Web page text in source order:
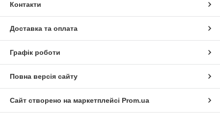
Контакти
Доставка та оплата
Графік роботи
Повна версія сайту
Сайт створено на маркетплейсі Prom.ua